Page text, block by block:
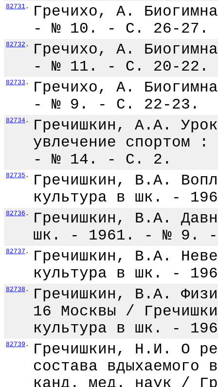
82731 .
Гречихо, А.
- № 10. - С. 26-27.
82732 .
Гречихо, А.
- № 11. - С. 20-22.
82733 .
Гречихо, А.
- № 9. - С. 22-23.
82734 .
Гречишкин, А.А.
увлечение
- № 14. - С. 2.
82735 .
Гречишкин, В.А.
культура в шк. -
82736 .
Гречишкин, В.А.
шк. - 1961. - № 9.
82737 .
Гречишкин, В.А.
культура в шк. -
82738 .
Гречишкин, В.А.
16 Москвы /
культура в шк. -
82739 .
Гречишкин, Н.И. О
состава
канд. мед. наук /